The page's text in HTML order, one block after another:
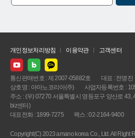
개인정보처리방침 이용약관 고객센터
통신판매번호 : 제 2007-05882호
대표 : 전명진
상호명 : 아마노코리아(주)
사업자등록번호 :
주소 : (우) 07270 서울특별시 영등포구 양산로 43,
biz센터)
대표전화 : 1899-7275
팩스 : 02-2164-9400
Copyright(C) 2023 amano korea Co., Ltd. All Right